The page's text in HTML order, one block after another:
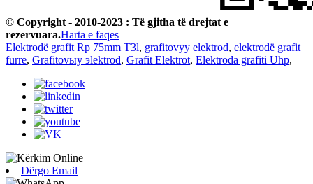
© Copyright - 2010-2023 : Të gjitha të drejtat e
rezervuara.Harta e faqes
Elektrodë grafit Rp 75mm T3l, grafitovyy elektrod, elektrodë grafit
furre, Grafitovыy эlektrod, Grafit Elektrot, Elektroda grafiti Uhp,
Dërgo Email